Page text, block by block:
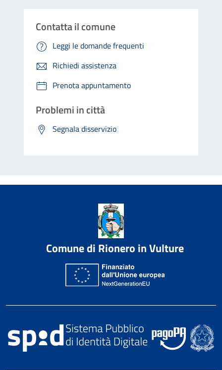
Contatta il comune
Leggi le domande frequenti
Richiedi assistenza
Prenota appuntamento
Problemi in città
Segnala disservizio
Comune di Rionero in Vulture